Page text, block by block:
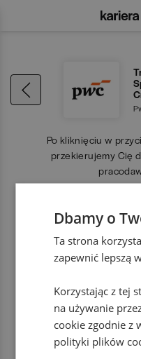
Po kliknięciu w
przekierujemy Cię
Dbamy o
Ta strona
zapewnić lepszą
Korzystając z tej
na używanie
cookie zgodnie z
polityki plików